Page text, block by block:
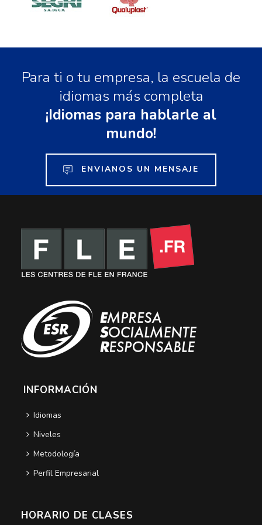
Para ti o tu empresa, la escuela de
idiomas más completa
¡Idiomas para hablarle al
mundo!
ENVIANOS UN MENSAJE
INFORMACIÓN
Idiomas
Niveles
Metodología
Perfil Empresarial
HORARIO DE CLASES